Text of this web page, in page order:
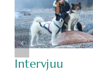
Intervjuu